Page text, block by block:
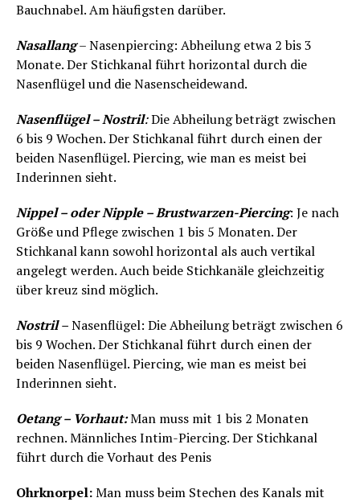
Bauchnabel. Am häufigsten darüber.
Nasallang– Nasenpiercing: Abheilung etwa 2 bis 3
Monate. Der Stichkanal führt horizontal durch die
Nasenflügel und die Nasenscheidewand.
Nasenflügel – Nostril:Die Abheilung beträgt zwischen
6 bis 9 Wochen. Der Stichkanal führt durch einen der
beiden Nasenflügel. Piercing, wie man es meist bei
Inderinnen sieht.
Nippel – oder Nipple – Brustwarzen-Piercing: Je nach
Größe und Pflege zwischen 1 bis 5 Monaten. Der
Stichkanal kann sowohl horizontal als auch vertikal
angelegt werden. Auch beide Stichkanäle gleichzeitig
über kreuz sind möglich.
Nostril–Nasenflügel: Die Abheilung beträgt zwischen 6
bis 9 Wochen. Der Stichkanal führt durch einen der
beiden Nasenflügel. Piercing, wie man es meist bei
Inderinnen sieht.
Oetang – Vorhaut:Man muss mit 1 bis 2 Monaten
rechnen. Männliches Intim-Piercing. Der Stichkanal
führt durch die Vorhaut des Penis
Ohrknorpel:Man muss beim Stechen des Kanals mit